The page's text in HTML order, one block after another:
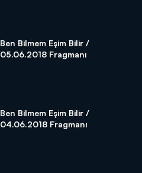
Ben Bilmem Eşim Bilir /
05.06.2018 Fragmanı
Ben Bilmem Eşim Bilir /
04.06.2018 Fragmanı